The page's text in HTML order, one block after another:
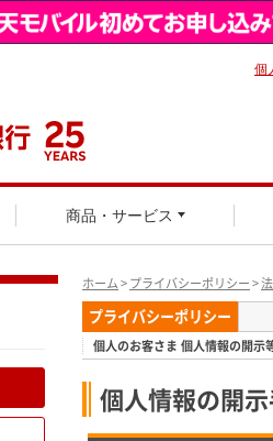
商品・サービス
個
ホーム>プライバシーポリシー>
プライバシーポリシー
個人のお客さま 個人情報の開示
個人情報の開